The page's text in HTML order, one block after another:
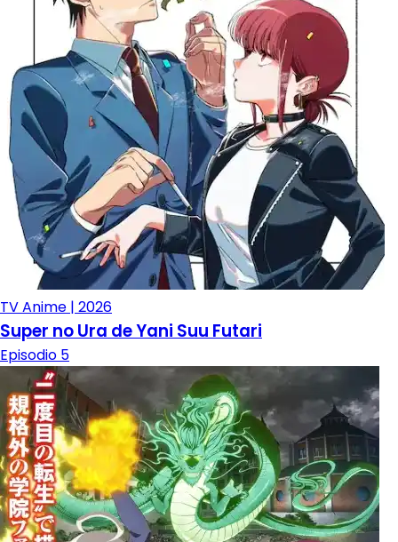
TV Anime | 2026
Super no Ura de Yani Suu Futari
Episodio 5